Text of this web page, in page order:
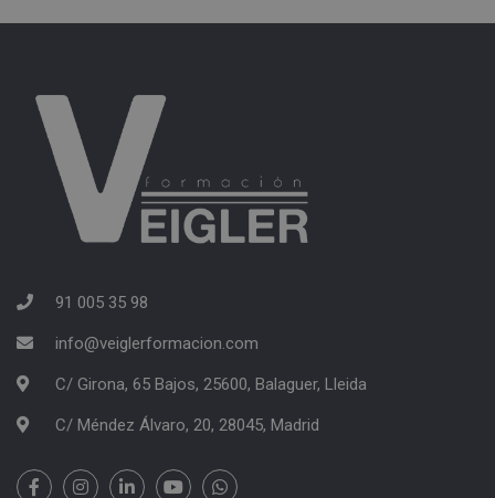
91 005 35 98
info@veiglerformacion.com
C/ Girona, 65 Bajos, 25600, Balaguer, Lleida
C/ Méndez Álvaro, 20, 28045, Madrid